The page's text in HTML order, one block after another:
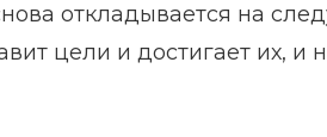
откладывается на
цели и достигает их,